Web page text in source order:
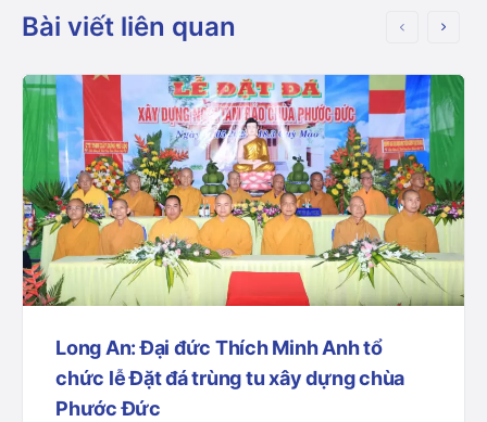
Bài viết liên quan
Long An: Đại đức Thích Minh Anh tổ
chức lễ Đặt đá trùng tu xây dựng chùa
Phước Đức